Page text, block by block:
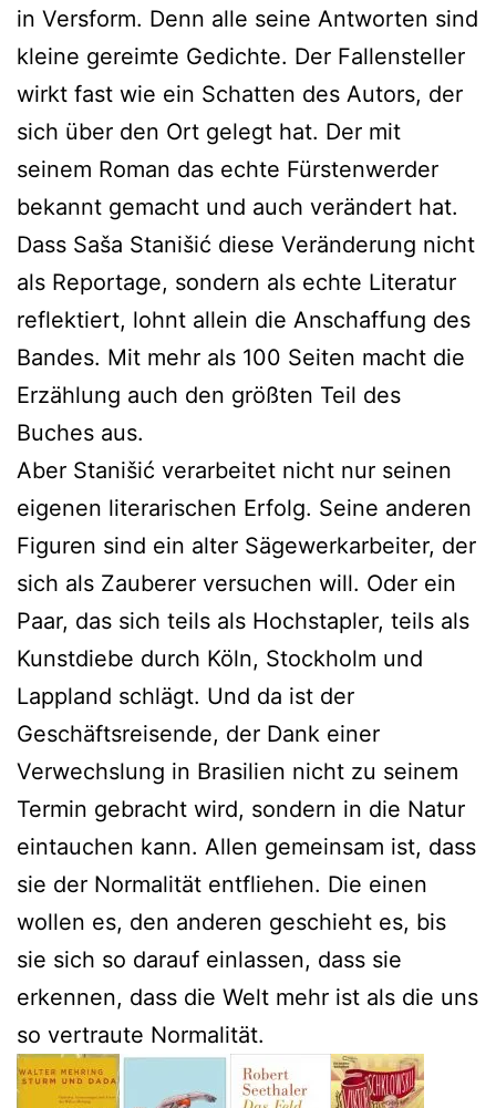
in Versform. Denn alle seine Antworten sind
kleine gereimte Gedichte. Der Fallensteller
wirkt fast wie ein Schatten des Autors, der
sich über den Ort gelegt hat. Der mit
seinem Roman das echte Fürstenwerder
bekannt gemacht und auch verändert hat.
Dass Saša Stanišić diese Veränderung nicht
als Reportage, sondern als echte Literatur
reflektiert, lohnt allein die Anschaffung des
Bandes. Mit mehr als 100 Seiten macht die
Erzählung auch den größten Teil des
Buches aus.
Aber Stanišić verarbeitet nicht nur seinen
eigenen literarischen Erfolg. Seine anderen
Figuren sind ein alter Sägewerkarbeiter, der
sich als Zauberer versuchen will. Oder ein
Paar, das sich teils als Hochstapler, teils als
Kunstdiebe durch Köln, Stockholm und
Lappland schlägt. Und da ist der
Geschäftsreisende, der Dank einer
Verwechslung in Brasilien nicht zu seinem
Termin gebracht wird, sondern in die Natur
eintauchen kann. Allen gemeinsam ist, dass
sie der Normalität entfliehen. Die einen
wollen es, den anderen geschieht es, bis
sie sich so darauf einlassen, dass sie
erkennen, dass die Welt mehr ist als die uns
so vertraute Normalität.